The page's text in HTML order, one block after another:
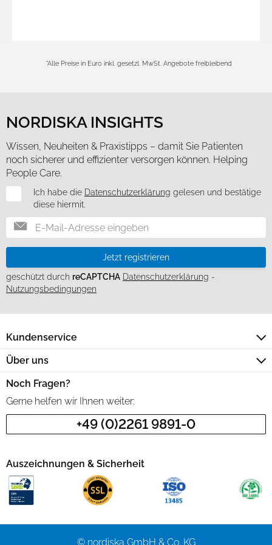
*Alle Preise in Euro inkl. gesetzl. MwSt. Angebote freibleibend
NORDISKA INSIGHTS
Wissen, Neuheiten & Praxistipps – damit Sie Patienten
noch sicherer und effizienter versorgen können. Helping
People Care.
NewsletterIch habe die Datenschutzerklärung gelesen und bestätige
diese hiermit.
Jetzt registrieren
geschützt durch reCAPTCHA Datenschutzerklärung -
Nutzungsbedingungen
Kundenservice
Noch Fragen?
Gerne helfen wir Ihnen weiter:
+49 (0)2261 9891-0
Über uns
Auszeichnungen & Sicherheit
© nordiska GmbH & Co. KG